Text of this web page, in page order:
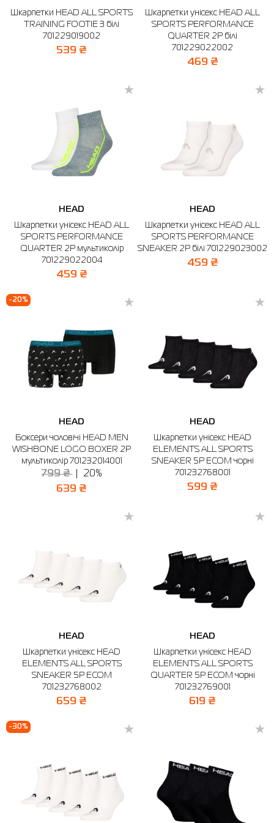
Шкарпетки HEAD ALL SPORTS
TRAINING FOOTIE 3 білі
701229019002
539 ₴
Шкарпетки унісекс HEAD ALL
SPORTS PERFORMANCE
QUARTER 2P білі
701229022002
469 ₴
HEAD
Шкарпетки унісекс HEAD ALL
SPORTS PERFORMANCE
QUARTER 2P мультиколір
701229022004
459 ₴
HEAD
Шкарпетки унісекс HEAD ALL
SPORTS PERFORMANCE
SNEAKER 2P білі 701229023002
459 ₴
-20%
HEAD
Боксери чоловічі HEAD MEN
WISHBONE LOGO BOXER 2P
мультиколір 701232014001
799 ₴ 20%
639 ₴
HEAD
Шкарпетки унісекс HEAD
ELEMENTS ALL SPORTS
SNEAKER 5P ECOM чорні
701232768001
599 ₴
HEAD
Шкарпетки унісекс HEAD
ELEMENTS ALL SPORTS
SNEAKER 5P ECOM
701232768002
659 ₴
HEAD
Шкарпетки унісекс HEAD
ELEMENTS ALL SPORTS
QUARTER 5P ECOM чорні
701232769001
619 ₴
-30%